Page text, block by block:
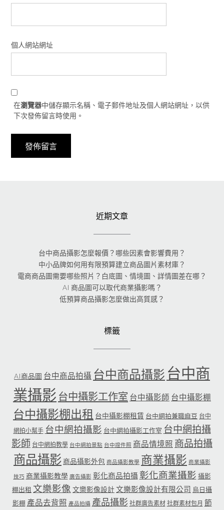
個人網站網址
在瀏覽器中儲存顯示名稱、電子郵件地址及個人網站網址，以供
下次發佈留言時使用。
近期文章
台中商品攝影怎麼報價？哪些因素會影響費用？
中小品牌如何用有限預算建立商品圖片素材庫？
電商商品圖需要哪些照片？白底圖、情境圖、詳情圖差在哪？
AI 商品圖可以取代商業攝影嗎？
低預算商品攝影怎麼做出高質感？
標籤
AI商品圖 台中商品拍攝 台中商品攝影 台中商
業攝影 台中攝影工作室 台中攝影師 台中攝影棚
台中攝影棚出租 台中攝影棚租賃 台中網拍兼職麻豆 台中
網拍小幫手 台中網拍攝影 台中網拍攝影工作室 台中網拍攝
影師 台中網拍教學 台中網拍景點 台中證件照 商品情境照 商品拍攝
商品攝影商品攝影外包 商品攝影教學 商業攝影 商業攝影
技巧 商業攝影教學 廣告攝影 彰化商品拍攝 彰化商業攝影 攝影
棚出租 文樂影像 文樂影像設計文樂影像設計有限公司 烏日攝
影棚 產品去背照 產品拍攝 產品攝影 社群廣告素材 社群素材包月 節